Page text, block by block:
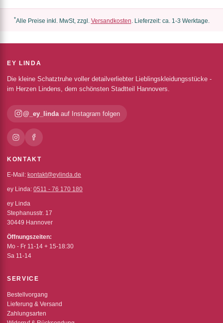
*Alle Preise inkl. MwSt, zzgl. Versandkosten. Lieferzeit: ca. 1-3 Werktage.
EY LINDA
Die kleine Schatztruhe voller detailverliebter Lieblingskleidungsstücke -
im Herzen Lindens, dem schönsten Stadtteil Hannovers.
@_ey_linda auf Instagram folgen
KONTAKT
E-Mail: kontakt@eylinda.de
ey Linda: 0511 - 76 170 180
ey Linda
Stephanusstr. 17
30449 Hannover
Öffnungszeiten:
Mo - Fr 11-14 + 15-18:30
Sa 11-14
SERVICE
Bestellvorgang
Lieferung & Versand
Zahlungsarten